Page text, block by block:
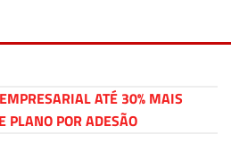
ATÉ 30% MAIS
PLANO POR ADESÃO